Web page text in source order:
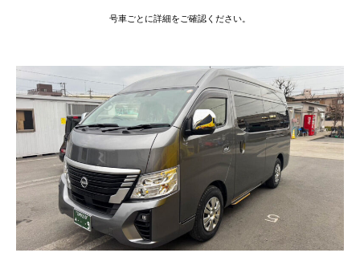
号車ごとに詳細をご確認ください。